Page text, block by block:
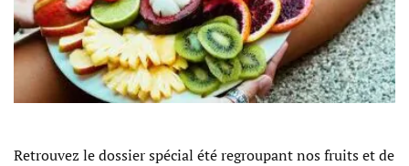
Retrouvez le dossier spécial été regroupant nos fruits et de